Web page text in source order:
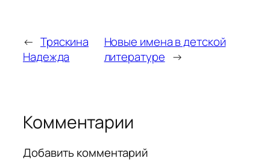
← Тряскина
Надежда
Новые имена в детской
литературе →
Комментарии
Добавить комментарий